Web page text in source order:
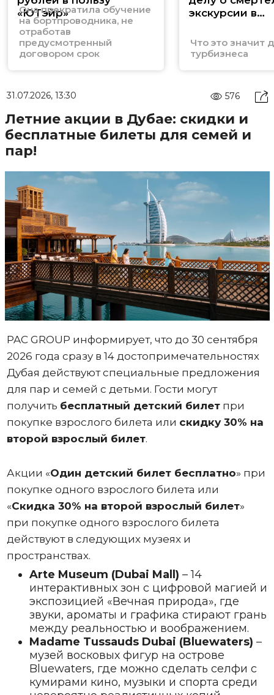
«ЮТэйр»
Она прекратила обучение
на бортпроводника, не
отработав
предусмотренный
договором срок
экскурсии в
Что это значит
турбизнеса
31.07.2026, 13:30 576
Летние акции в Дубае: скидки и
бесплатные билеты для семей и
пар!
PAC GROUP информирует, что до 30 сентября
2026 года сразу в 14 достопримечательностях
Дубая действуют специальные предложения
для пар и семей с детьми. Гости могут
получить бесплатный детский билетпри
покупке взрослого билета или скидку 30% на
второй взрослый билет.
Акции «Один детский билет бесплатно» при
покупке одного взрослого билета или
«Скидка 30% на второй взрослый билет»
при покупке одного взрослого билета
действуют в следующих музеях и
пространствах.
Arte Museum (Dubai Mall) – 14
интерактивных зон с цифровой магией и
экспозицией «Вечная природа», где
звуки, ароматы и графика стирают грань
между реальностью и воображением.
Madame Tussauds Dubai (Bluewaters) –
музей восковых фигур на острове
Bluewaters, где можно сделать селфи с
кумирами кино, музыки и спорта среди